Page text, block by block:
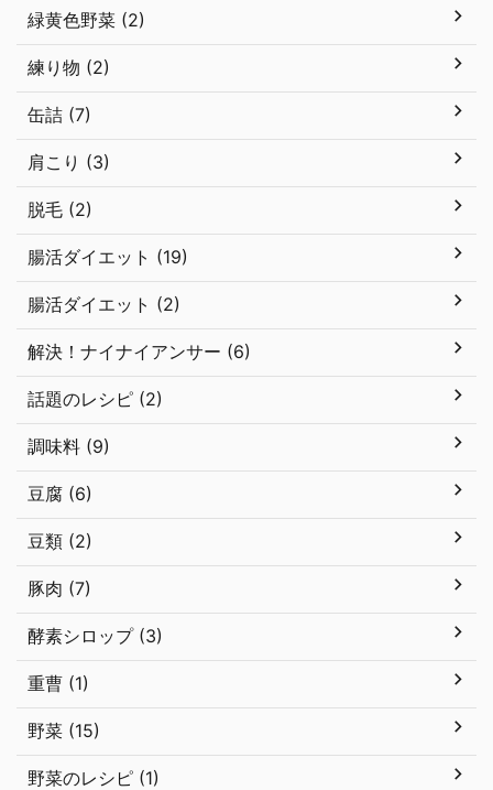
緑黄色野菜 (2)
練り物 (2)
缶詰 (7)
肩こり (3)
脱毛 (2)
腸活ダイエット (19)
腸活ダイエット (2)
解決！ナイナイアンサー (6)
話題のレシピ (2)
調味料 (9)
豆腐 (6)
豆類 (2)
豚肉 (7)
酵素シロップ (3)
重曹 (1)
野菜 (15)
野菜のレシピ (1)